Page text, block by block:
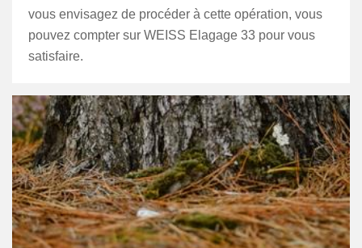
vous envisagez de procéder à cette opération, vous
pouvez compter sur WEISS Elagage 33 pour vous
satisfaire.